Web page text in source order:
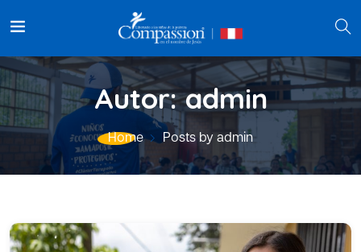
Autor:admin
Home Posts by admin